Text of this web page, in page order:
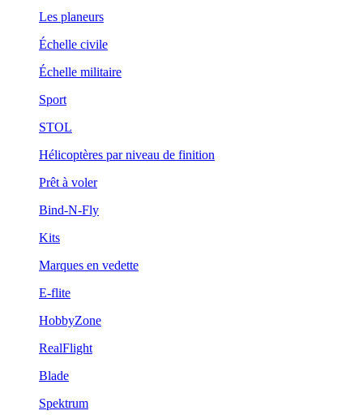
Les planeurs
Échelle civile
Échelle militaire
Sport
STOL
Hélicoptères par niveau de finition
Prêt à voler
Bind-N-Fly
Kits
Marques en vedette
E-flite
HobbyZone
RealFlight
Blade
Spektrum